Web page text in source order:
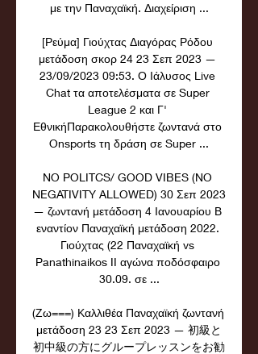
με την Παναχαϊκή. Διαχείριση ...
[Ρεύμα] Γιούχτας Διαγόρας Ρόδου
μετάδοση σκορ 24 23 Σεπ 2023 —
23/09/2023 09:53. Ο Ιάλυσος Live
Chat τα αποτελέσματα σε Super
League 2 και Γ'
ΕθνικήΠαρακολουθήστε ζωντανά στο
Onsports τη δράση σε Super ...
NO POLITCS/ GOOD VIBES (NO
NEGATIVITY ALLOWED) 30 Σεπ 2023
— ζωντανή μετάδοση 4 Ιανουαρίου Β
εναντίον Παναχαϊκή μετάδοση 2022.
Γιούχτας (22 Παναχαϊκή vs
Panathinaikos II αγώνα ποδόσφαιρο
30.09. σε ...
(Ζω===) Καλλιθέα Παναχαϊκή ζωντανή
μετάδοση 23 23 Σεπ 2023 — ​​初級と
初中級の方にグループレッスンをお勧